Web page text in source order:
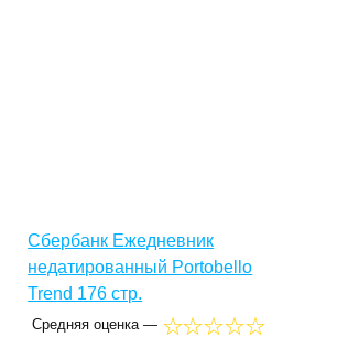
Сбербанк Ежедневник
недатированный Portobello
Trend 176 стр.
Средняя оценка —